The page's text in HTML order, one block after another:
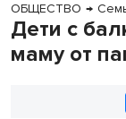
ОБЩЕСТВО →
Дети с
маму от